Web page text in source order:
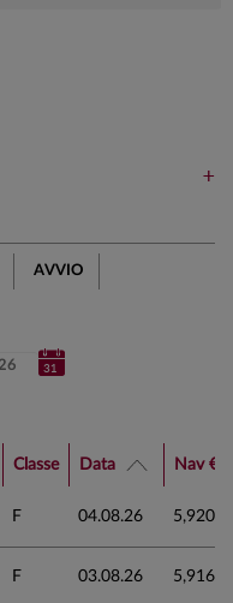
AVVIO
Classe Data Nav €
F 04.08.26 5,920
F 03.08.26 5,916